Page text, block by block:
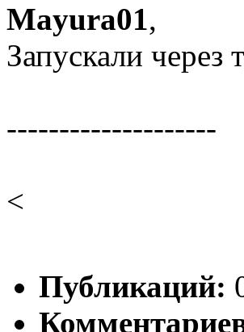
Mayura01 ,
Запускали
--------------------
<
Публикаций: